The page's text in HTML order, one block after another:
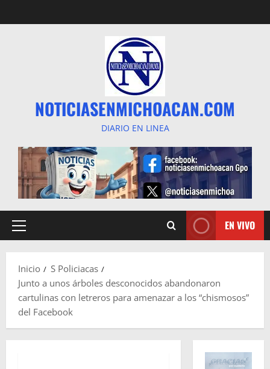
al
NOTICIASENMICHOACAN.COM
DIARIO EN LINEA
Menú
EN VIVO
Inicio
S Policiacas
Junto a unos árboles desconocidos abandonaron
cartulinas con letreros para amenazar a los “chismosos”
del Facebook